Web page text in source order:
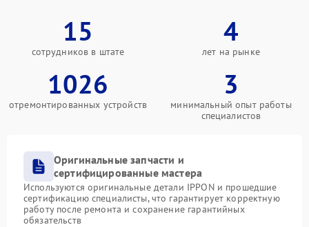
15
сотрудников в штате
4
лет на рынке
1026
отремонтированных устройств
3
минимальный опыт работы
специалистов
Оригинальные запчасти и
сертифицированные мастера
Используются оригинальные детали IPPON и прошедшие
сертификацию специалисты, что гарантирует корректную
работу после ремонта и сохранение гарантийных
обязательств